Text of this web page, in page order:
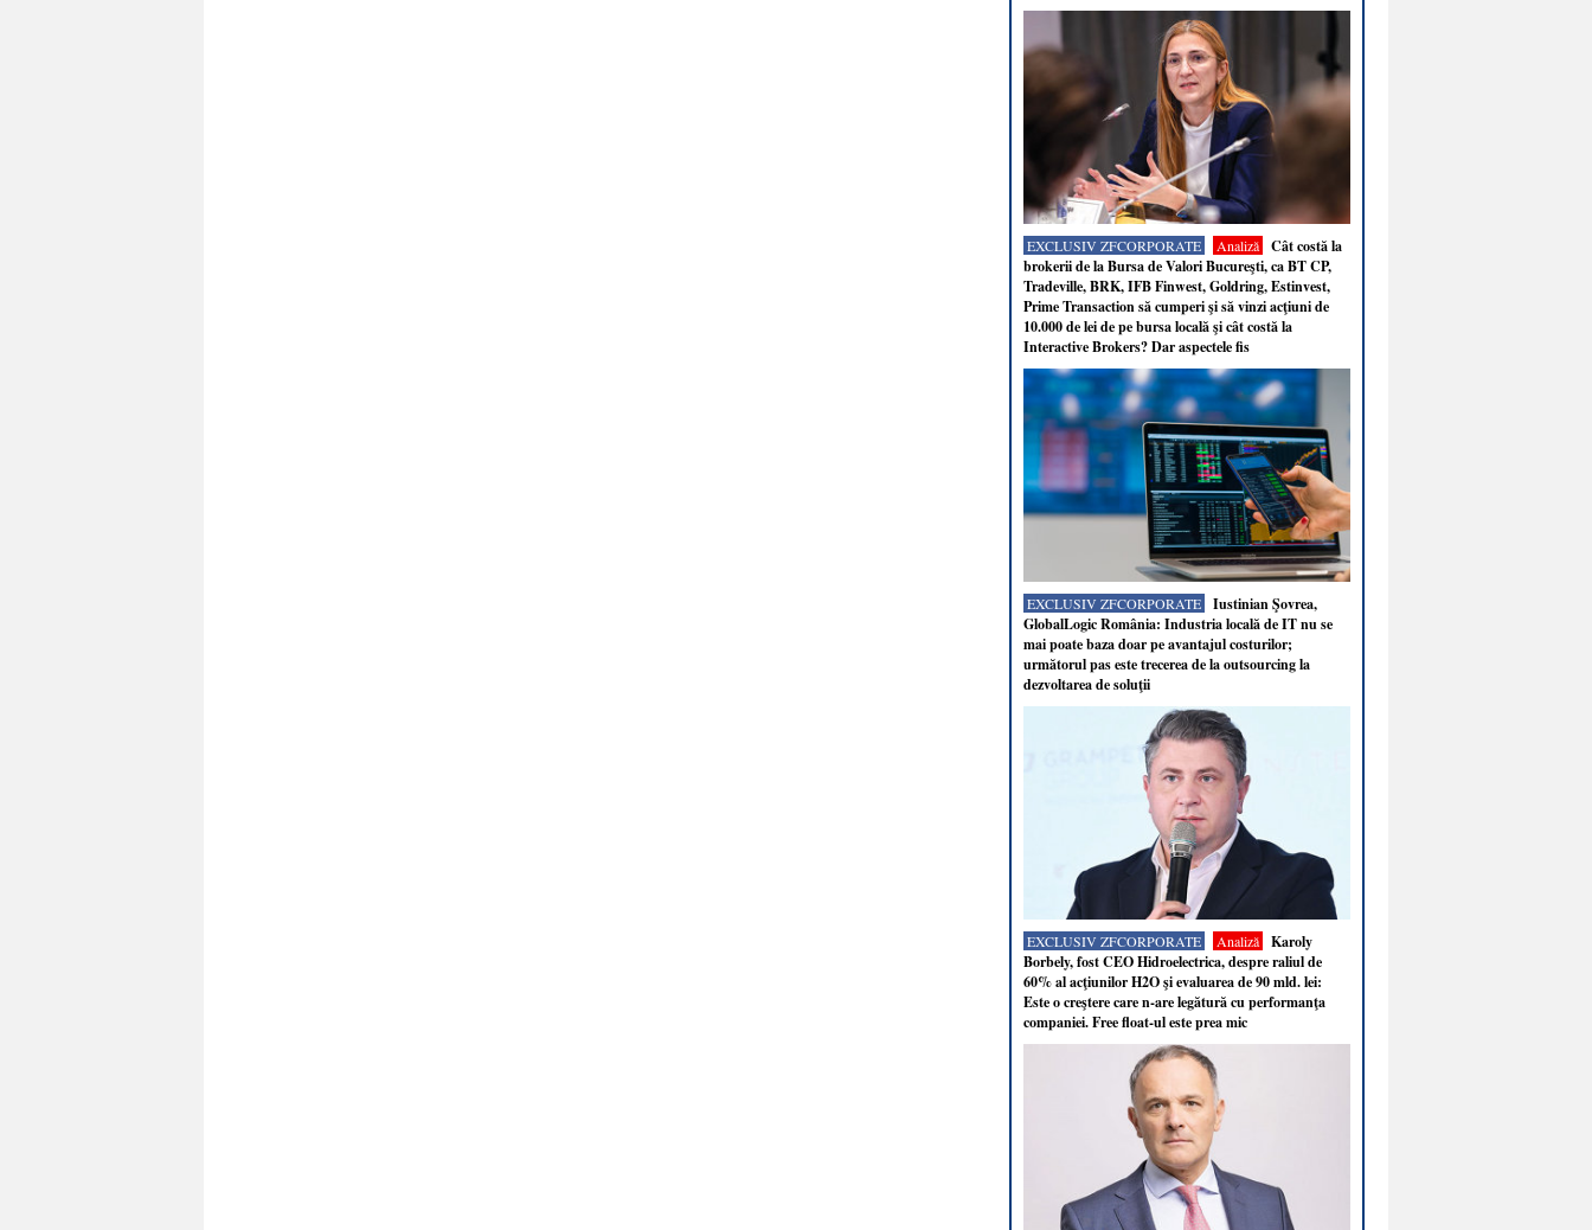
EXCLUSIV ZFCORPORATE Analiză
Cât costă la
brokerii de la Bursa de Valori Bucureşti, ca BT CP,
Tradeville, BRK, IFB Finwest, Goldring, Estinvest,
Prime Transaction să cumperi şi să vinzi acţiuni de
10.000 de lei de pe bursa locală şi cât costă la
Interactive Brokers? Dar aspectele fis
EXCLUSIV ZFCORPORATE
Iustinian Şovrea,
GlobalLogic România: Industria locală de IT nu se
mai poate baza doar pe avantajul costurilor;
următorul pas este trecerea de la outsourcing la
dezvoltarea de soluţii
EXCLUSIV ZFCORPORATE Analiză
Karoly
Borbely, fost CEO Hidroelectrica, despre raliul de
60% al acţiunilor H2O şi evaluarea de 90 mld. lei:
Este o creştere care n-are legătură cu performanţa
companiei. Free float-ul este prea mic